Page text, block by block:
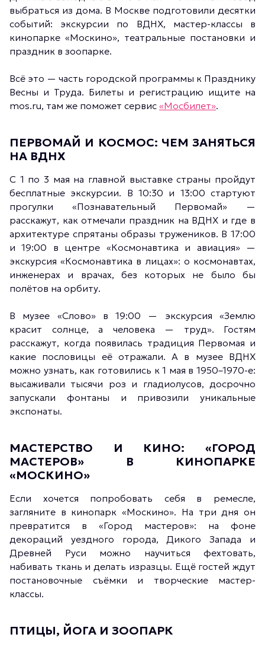
выбраться из дома. В Москве подготовили десятки
событий: экскурсии по ВДНХ, мастер-классы в
кинопарке «Москино», театральные постановки и
праздник в зоопарке.
Всё это — часть городской программы к Празднику
Весны и Труда. Билеты и регистрацию ищите на
mos.ru, там же поможет сервис «Мосбилет».
ПЕРВОМАЙ И КОСМОС: ЧЕМ ЗАНЯТЬСЯ
НА ВДНХ
С 1 по 3 мая на главной выставке страны пройдут
бесплатные экскурсии. В 10:30 и 13:00 стартуют
прогулки «Познавательный Первомай» —
расскажут, как отмечали праздник на ВДНХ и где в
архитектуре спрятаны образы тружеников. В 17:00
и 19:00 в центре «Космонавтика и авиация» —
экскурсия «Космонавтика в лицах»: о космонавтах,
инженерах и врачах, без которых не было бы
полётов на орбиту.
В музее «Слово» в 19:00 — экскурсия «Землю
красит солнце, а человека — труд». Гостям
расскажут, когда появилась традиция Первомая и
какие пословицы её отражали. А в музее ВДНХ
можно узнать, как готовились к 1 мая в 1950–1970-е:
высаживали тысячи роз и гладиолусов, досрочно
запускали фонтаны и привозили уникальные
экспонаты.
МАСТЕРСТВО И КИНО: «ГОРОД
МАСТЕРОВ» В КИНОПАРКЕ
«МОСКИНО»
Если хочется попробовать себя в ремесле,
загляните в кинопарк «Москино». На три дня он
превратится в «Город мастеров»: на фоне
декораций уездного города, Дикого Запада и
Древней Руси можно научиться фехтовать,
набивать ткань и делать изразцы. Ещё гостей ждут
постановочные съёмки и творческие мастер-
классы.
ПТИЦЫ, ЙОГА И ЗООПАРК